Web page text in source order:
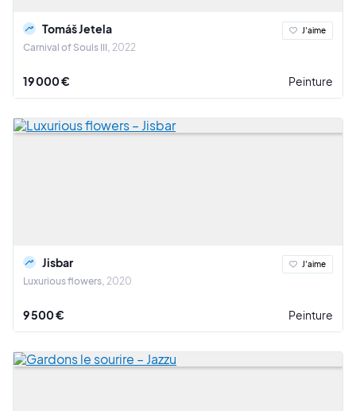
Tomáš Jetela
Carnival of Souls III 2022
J'aime
19 000 € Peinture
Jisbar
Luxurious flowers 2020
J'aime
9 500 € Peinture